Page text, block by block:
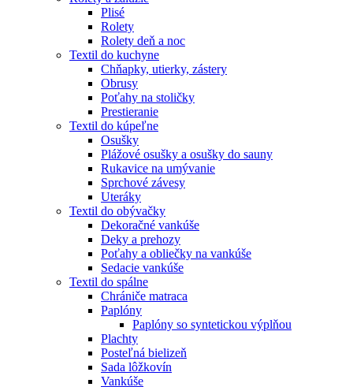
Plisé
Rolety
Rolety deň a noc
Textil do kuchyne
Chňapky, utierky, zástery
Obrusy
Poťahy na stoličky
Prestieranie
Textil do kúpeľne
Osušky
Plážové osušky a osušky do sauny
Rukavice na umývanie
Sprchové závesy
Uteráky
Textil do obývačky
Dekoračné vankúše
Deky a prehozy
Poťahy a obliečky na vankúše
Sedacie vankúše
Textil do spálne
Chrániče matraca
Paplóny
Paplóny so syntetickou výplňou
Plachty
Posteľná bielizeň
Sada lôžkovín
Vankúše